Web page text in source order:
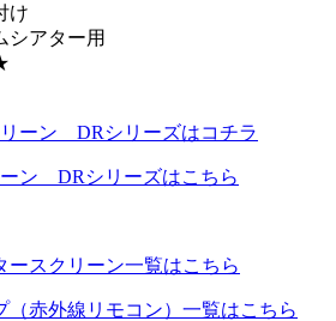
け
シアター用
ン DRシリーズはこちら
ースクリーン一覧はこちら
（赤外線リモコン）一覧はこちら